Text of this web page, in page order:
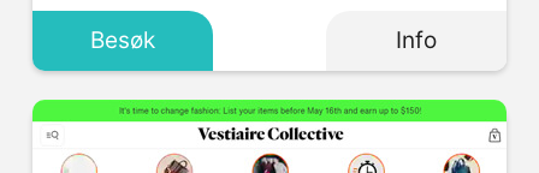
Besøk Info